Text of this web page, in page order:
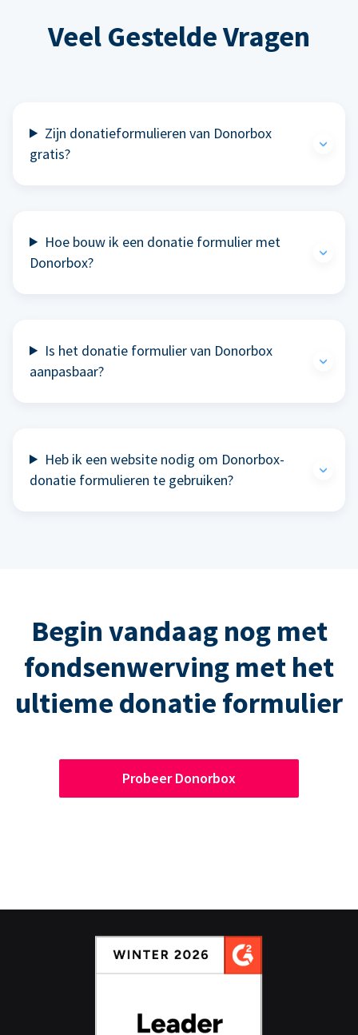
Veel Gestelde Vragen
Zijn donatieformulieren van Donorbox
gratis?
Hoe bouw ik een donatie formulier met
Donorbox?
Is het donatie formulier van Donorbox
aanpasbaar?
Heb ik een website nodig om Donorbox-
donatie formulieren te gebruiken?
Begin vandaag nog met
fondsenwerving met het
ultieme donatie formulier
Probeer Donorbox